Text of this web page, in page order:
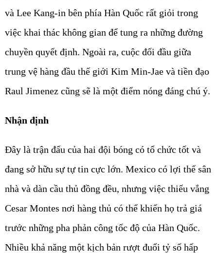
và Lee Kang-in bên phía Hàn Quốc rất giỏi trong
việc khai thác không gian để tung ra những đường
chuyền quyết định. Ngoài ra, cuộc đối đầu giữa
trung vệ hàng đầu thế giới Kim Min-Jae và tiền đạo
Raul Jimenez cũng sẽ là một điểm nóng đáng chú ý.
Nhận định
Đây là trận đấu của hai đội bóng có tổ chức tốt và
đang sở hữu sự tự tin cực lớn. Mexico có lợi thế sân
nhà và dàn cầu thủ đồng đều, nhưng việc thiếu vắng
Cesar Montes nơi hàng thủ có thể khiến họ trả giá
trước những pha phản công tốc độ của Hàn Quốc.
Nhiều khả năng một kịch bản rượt đuổi tỷ số hấp